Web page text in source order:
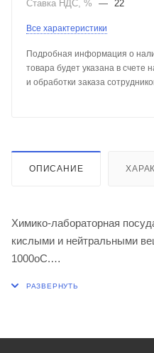
Ставка НДС, %
— 22
Все характеристики
Подробная информация о
товара будет указана в счете
и обработки заказа
ОПИСАНИЕ
Химико-лабораторная
кислыми и нейтральными
1000оС.